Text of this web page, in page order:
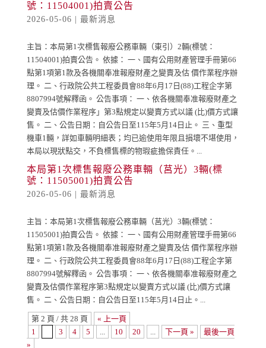
號：11504001)拍賣公告
2026-05-06 最新消息
主旨：本局第1次標售報廢公務車輛（東引）2輛(標號：
11504001)拍賣公告。 依據： 一、國有公用財產管理手冊第66
點第1項第1款及各機關奉准報廢財產之變賣及估 價作業程序辦
理。 二、行政院公共工程委員會88年6月17日(88)工程企字第
8807994號解釋函。 公告事項： 一、依各機關奉准報廢財產之
變賣及估價作業程序」第3點規定以變賣方式以議 (比)價方式讓
售。 二、公告日期：自公告日至115年5月14日止。 三、重型
機車1輛，詳如車輛明細表；均已逾使用年限且損壞不堪使用，
本局以現狀點交，不負標售標的物瑕疵擔保責任。...
本局第1次標售報廢公務車輛（莒光）3輛(標
號：11505001)拍賣公告
2026-05-06 最新消息
主旨：本局第1次標售報廢公務車輛（莒光）3輛(標號：
11505001)拍賣公告。 依據： 一、國有公用財產管理手冊第66
點第1項第1款及各機關奉准報廢財產之變賣及估 價作業程序辦
理。 二、行政院公共工程委員會88年6月17日(88)工程企字第
8807994號解釋函。 公告事項： 一、依各機關奉准報廢財產之
變賣及估價作業程序第3點規定以變賣方式以議 (比)價方式讓
售。 二、公告日期：自公告日至115年5月14日止。...
第 2 頁 / 共 28 頁
« 上一頁
1
3 4 5 ... 10 20 ... 下一頁 »
最後一頁
»